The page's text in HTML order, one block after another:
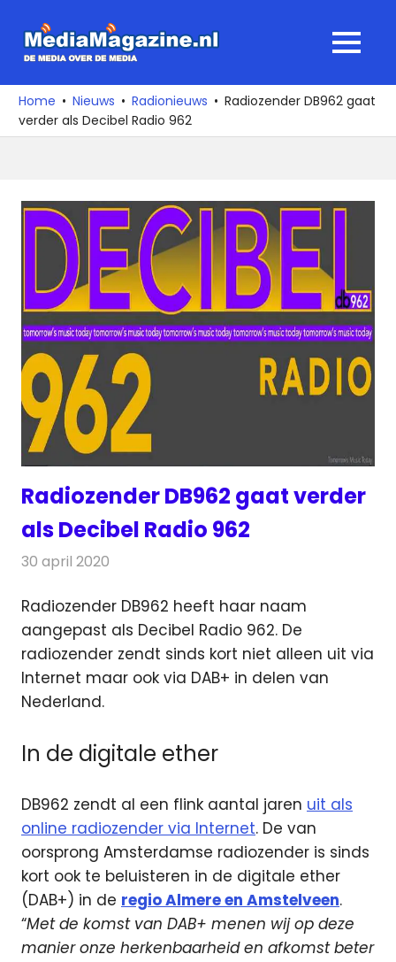
naar
media
over
de
MENU
Home Nieuws Radionieuws
Radiozender DB962 gaat
verder als Decibel Radio 962
Radiozender DB962 gaat verder
als Decibel Radio 962
30 april 2020
Radiozender DB962 heeft haar naam
aangepast als Decibel Radio 962. De
radiozender zendt sinds kort niet alleen uit via
Internet maar ook via DAB+ in delen van
Nederland.
In de digitale ether
DB962 zendt al een flink aantal jaren uit als
online radiozender via Internet. De van
oorsprong Amsterdamse radiozender is sinds
kort ook te beluisteren in de digitale ether
(DAB+) in de regio Almere en Amstelveen.
“Met de komst van DAB+ menen wij op deze
manier onze herkenbaarheid en afkomst beter